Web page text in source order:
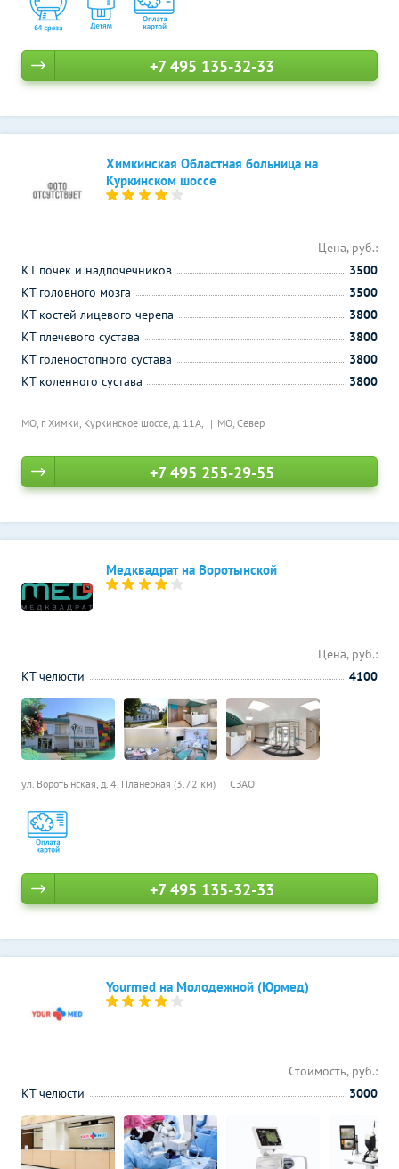
+7 495 135-32-33
Химкинская Областная больница на
Куркинском шоссе
МО, г. Химки, Куркинское шоссе, д. 11А, МО, Север
Цена, руб.:
КТ почек и надпочечников
3500
КТ головного мозга
3500
КТ костей лицевого черепа
3800
КТ плечевого сустава
3800
КТ голеностопного сустава
3800
КТ коленного сустава
3800
+7 495 255-29-55
Медквадрат на Воротынской
ул. Воротынская, д. 4, Планерная (3.72 км) СЗАО
Цена, руб.:
КТ челюсти
4100
+7 495 135-32-33
Yourmed на Молодежной (Юрмед)
Стоимость, руб.:
КТ челюсти
3000